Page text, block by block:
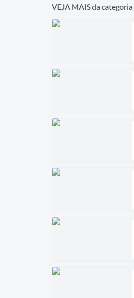
VEJA MAIS da categoria